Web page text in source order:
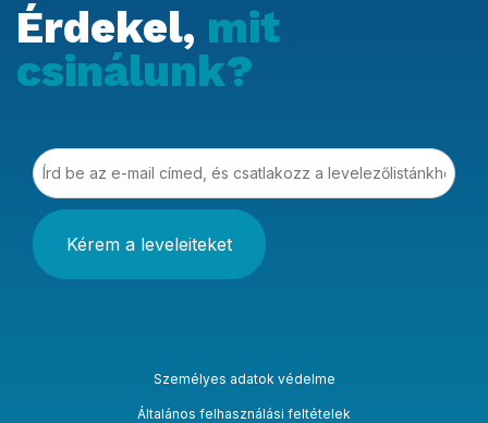
Érdekel, mit
csinálunk?
Írd be az e-mail címed, és csatlakozz a
Személyes adatok védelme
Általános felhasználási feltételek